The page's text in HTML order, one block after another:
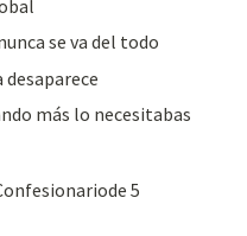
se va del todo
más lo necesitabas
5